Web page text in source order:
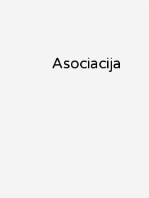
Asociacija